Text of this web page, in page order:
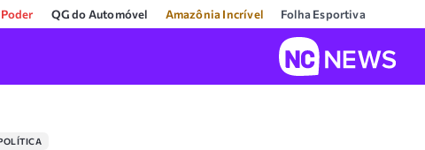
QG do Automóvel Amazônia Incrível Folha Esportiva